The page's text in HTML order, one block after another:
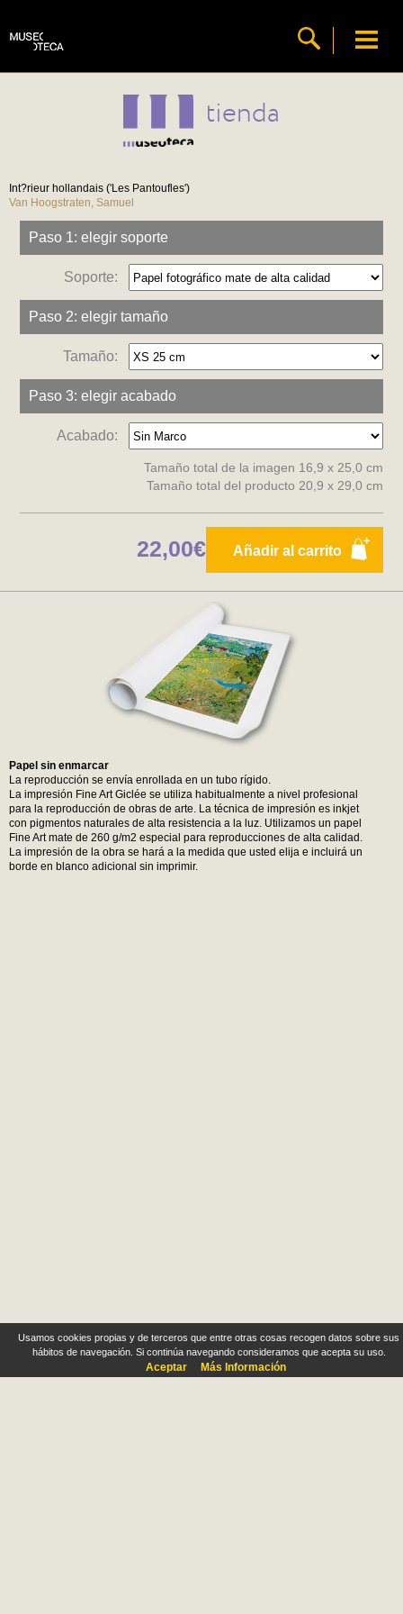
Usamos cookies propias y de terceros que entre otras cosas recogen datos sobre sus
hábitos de navegación. Si continúa navegando consideramos que acepta su uso.
Aceptar Más Información
tienda
Int?rieur hollandais ('Les Pantoufles')
Van Hoogstraten, Samuel
Paso 1: elegir soporte
Soporte:
Paso 2: elegir tamaño
Tamaño:
Paso 3: elegir acabado
Acabado:
Tamaño total de la imagen 16,9 x 25,0 cm
Tamaño total del producto 20,9 x 29,0 cm
Añadir al carrito
22,00€
Papel sin enmarcar
La reproducción se envía enrollada en un tubo rígido.
La impresión Fine Art Giclée se utiliza habitualmente a nivel profesional
para la reproducción de obras de arte. La técnica de impresión es inkjet
con pigmentos naturales de alta resistencia a la luz. Utilizamos un papel
Fine Art mate de 260 g/m2 especial para reproducciones de alta calidad.
La impresión de la obra se hará a la medida que usted elija e incluirá un
borde en blanco adicional sin imprimir.